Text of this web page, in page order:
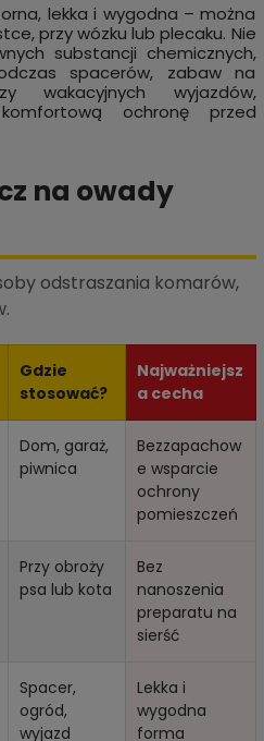
lekka i wygodna – można
przy wózku lub plecaku. Nie
substancji chemicznych,
spacerów, zabaw na
wakacyjnych wyjazdów,
ochronę przed
na owady
odstraszania komarów,
Gdzie
stosować?
Najważniejsz
a cecha
Dom, garaż,
piwnica
Bezzapachow
e wsparcie
ochrony
pomieszczeń
Przy obroży
psa lub kota
Bez
nanoszenia
preparatu na
sierść
Spacer,
ogród,
wyjazd
Lekka i
wygodna
forma